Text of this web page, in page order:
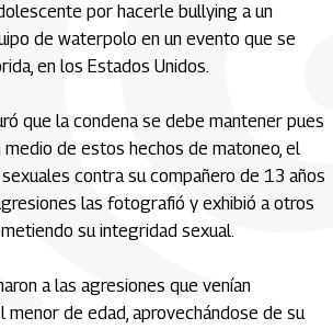
por hacerle bullying a un
de waterpolo en un evento que se
en los Estados Unidos.
que la condena se debe mantener pues
medio de estos hechos de matoneo, el
contra su compañero de 13 años
las fotografió y exhibió a otros
su integridad sexual.
a las agresiones que venían
de edad, aprovechándose de su